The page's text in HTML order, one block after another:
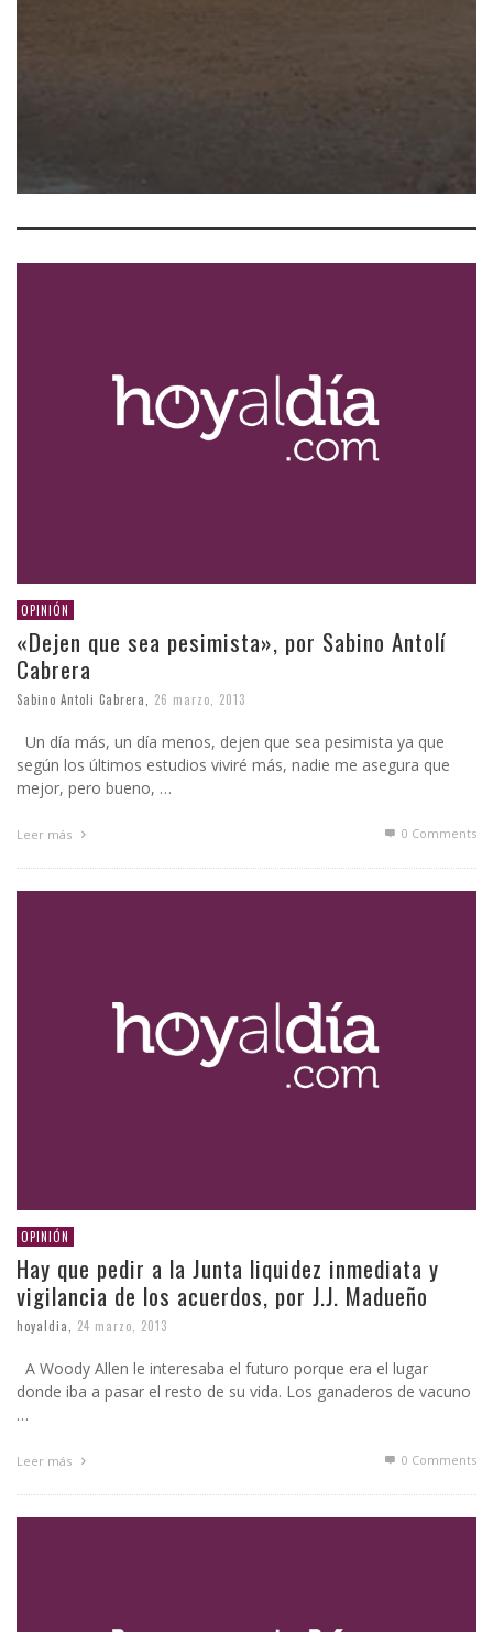
OPINIÓN
«Dejen que sea pesimista», por Sabino Antolí
Cabrera
Sabino Antoli Cabrera 26 marzo, 2013
Un día más, un día menos, dejen que sea pesimista ya que
según los últimos estudios viviré más, nadie me asegura que
mejor, pero bueno, …
Leer más 0 Comments
OPINIÓN
Hay que pedir a la Junta liquidez inmediata y
vigilancia de los acuerdos, por J.J. Madueño
hoyaldia 24 marzo, 2013
A Woody Allen le interesaba el futuro porque era el lugar
donde iba a pasar el resto de su vida. Los ganaderos de vacuno
…
Leer más 0 Comments